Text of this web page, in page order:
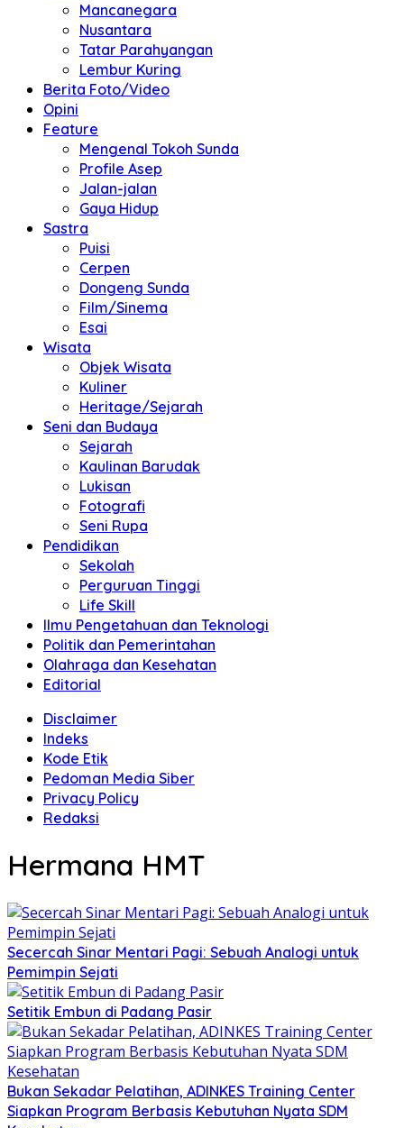
Mancanegara
Nusantara
Tatar Parahyangan
Lembur Kuring
Berita Foto/Video
Opini
Feature
Mengenal Tokoh Sunda
Profile Asep
Jalan-jalan
Gaya Hidup
Sastra
Puisi
Cerpen
Dongeng Sunda
Film/Sinema
Esai
Wisata
Objek Wisata
Kuliner
Heritage/Sejarah
Seni dan Budaya
Sejarah
Kaulinan Barudak
Lukisan
Fotografi
Seni Rupa
Pendidikan
Sekolah
Perguruan Tinggi
Life Skill
Ilmu Pengetahuan dan Teknologi
Politik dan Pemerintahan
Olahraga dan Kesehatan
Editorial
Disclaimer
Indeks
Kode Etik
Pedoman Media Siber
Privacy Policy
Redaksi
Hermana HMT
Secercah Sinar Mentari Pagi: Sebuah Analogi untuk
Pemimpin Sejati
Setitik Embun di Padang Pasir
Bukan Sekadar Pelatihan, ADINKES Training Center
Siapkan Program Berbasis Kebutuhan Nyata SDM